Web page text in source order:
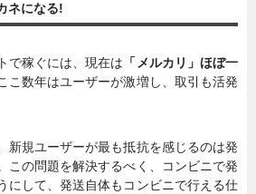
ネになる!
で稼ぐには、現在は 「メルカリ」ほぼ一
こ数年はユーザーが激増し、取引も活発
新規ユーザーが最も抵抗を感じるのは発
この問題を解決するべく、コンビニで発
にして、発送自体もコンビニで行える仕